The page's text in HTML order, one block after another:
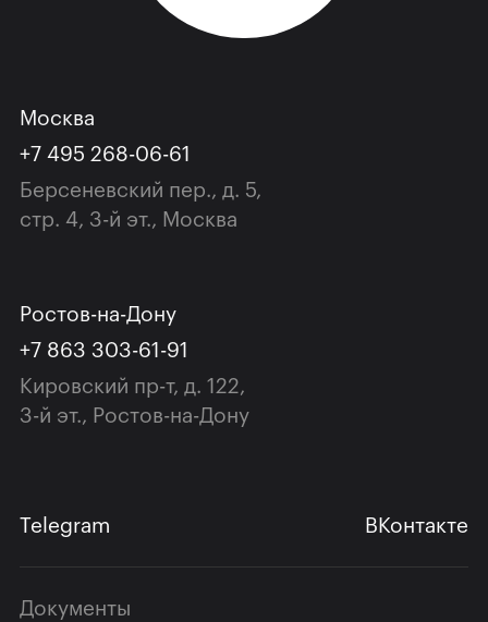
Москва
+7 495 268-06-61
Берсеневский пер., д. 5,
cтр. 4, 3-й эт., Москва
Ростов-на-Дону
+7 863 303-61-91
Кировский пр-т, д. 122,
3-й эт., Ростов-на-Дону
Документы
Telegram ВКонтакте